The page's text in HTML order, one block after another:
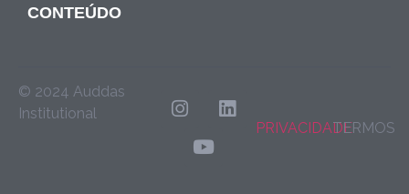
CONTEÚDO
© 2024 Auddas
Institutional
PRIVACIDADETERMOS